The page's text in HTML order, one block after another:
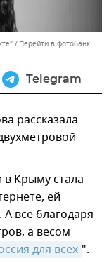
Перейти в фотобанк
Telegram
рассказала
Крыму стала
ей
все благодаря
а весом
для всех ".